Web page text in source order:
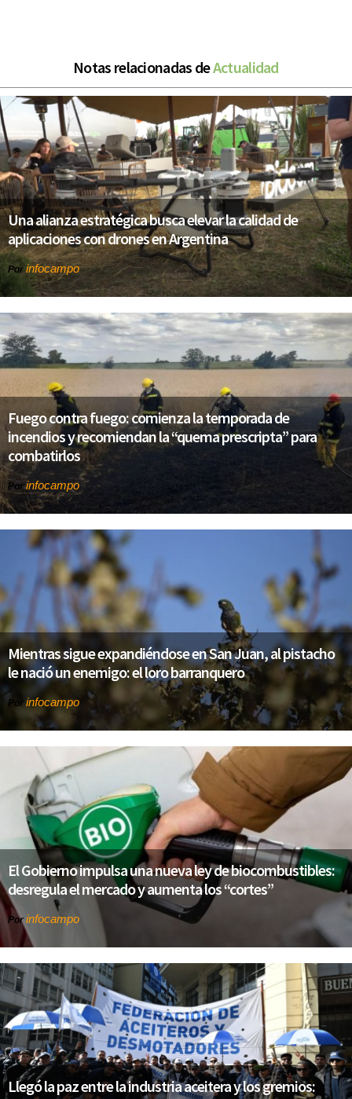
Notas relacionadas deActualidad
Una alianza estratégica busca elevar la calidad de
aplicaciones con drones en Argentina
Por infocampo
Fuego contra fuego: comienza la temporada de
incendios y recomiendan la “quema prescripta” para
combatirlos
Porinfocampo
Mientras sigue expandiéndose en San Juan, al pistacho
le nació un enemigo: el loro barranquero
Por infocampo
El Gobierno impulsa una nueva ley de biocombustibles:
desregula el mercado y aumenta los “cortes”
Porinfocampo
Llegó la paz entre la industria aceitera y los gremios: